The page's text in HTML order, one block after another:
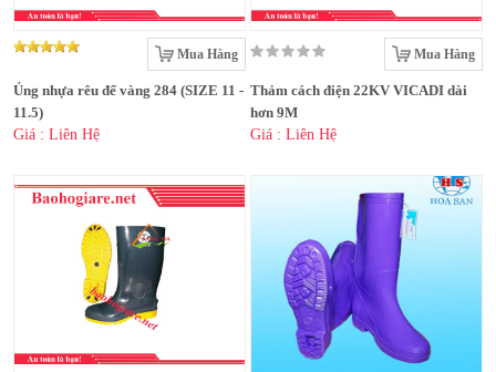
Mua Hàng
Ủng nhựa rêu đế vàng 284 (SIZE 11 -
11.5)
Giá : Liên Hệ
Mua Hàng
Thảm cách điện 22KV VICADI dài
hơn 9M
Giá : Liên Hệ